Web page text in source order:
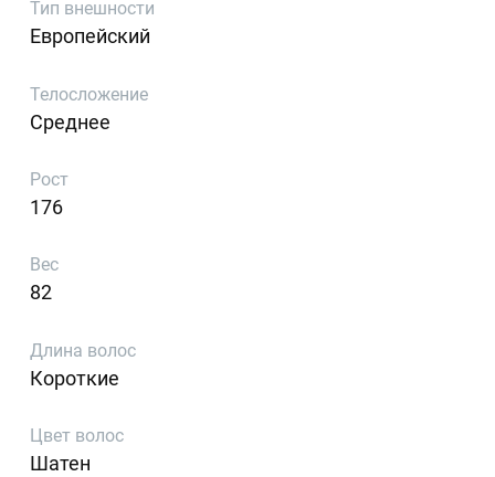
Тип внешности
Европейский
Телосложение
Среднее
Рост
176
Вес
82
Длина волос
Короткие
Цвет волос
Шатен